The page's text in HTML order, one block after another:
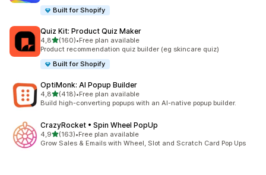
Built for Shopify
Quiz Kit: Product Quiz Maker
4,8av 5 stjerner
(160)
Totalt 160 omtaler
•Free plan available
Product recommendation quiz builder (eg skincare quiz)
Built for Shopify
OptiMonk: AI Popup Builder
4,8av 5 stjerner
(418)
Totalt 418 omtaler
•Free plan available
Build high-converting popups with an AI-native popup builder.
CrazyRocket • Spin Wheel PopUp
4,9av 5 stjerner
(163)
Totalt 163 omtaler
•Free plan available
Grow Sales & Emails with Wheel, Slot and Scratch Card Pop Ups